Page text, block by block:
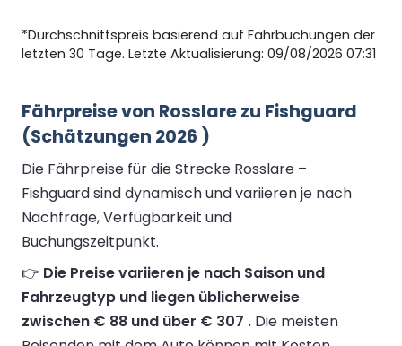
*Durchschnittspreis basierend auf Fährbuchungen der
letzten 30 Tage. Letzte Aktualisierung: 09/08/2026 07:31
Fährpreise von Rosslare zu Fishguard
(Schätzungen 2026 )
Die Fährpreise für die Strecke Rosslare –
Fishguard sind dynamisch und variieren je nach
Nachfrage, Verfügbarkeit und
Buchungszeitpunkt.
👉 Die Preise variieren je nach Saison und
Fahrzeugtyp und liegen üblicherweise
zwischen € 88 und über € 307 . Die meisten